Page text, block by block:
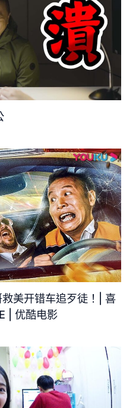
救美开错车追歹徒！| 喜
| 优酷电影